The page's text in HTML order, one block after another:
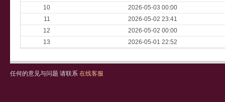
10
2026-05-03 00:00
11
2026-05-02 23:41
12
2026-05-02 00:00
13
2026-05-01 22:52
任何的意见与问题 请联系 在线客服